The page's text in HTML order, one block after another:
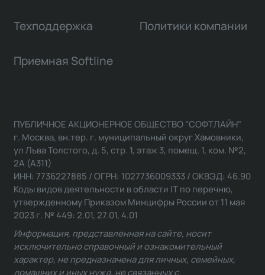
Техподдержка Политики компании
Приемная Softline
ПУБЛИЧНОЕ АКЦИОНЕРНОЕ ОБЩЕСТВО "СОФТЛАЙН"
г. Москва, вн.тер. г. муниципальный округ Хамовники,
ул Льва Толстого, д. 5, стр. 1, этаж 3, помещ. 1, ком. №2,
2А (А311)
ИНН: 7736227885 / ОГРН: 1027736009333 / ОКВЭД: 46.90
Коды видов деятельности в области IT по перечню,
утвержденному Приказом Минцифры России от 11 мая
2023 г. № 449: 2.01, 27.01, 4.01
Информация, представленная на сайте, носит
исключительно справочный и ознакомительный
характер, не предназначена для личных, семейных,
домашних и иных нужд, не связанных с